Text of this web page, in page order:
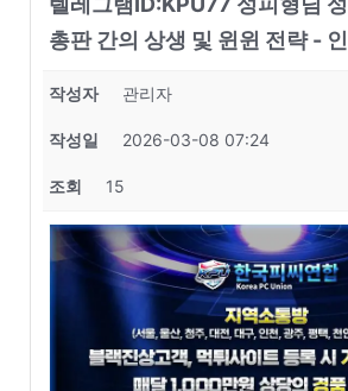
총판 간의 상생 및 윈윈 전략 -
작성자 관리자
작성일 2026-03-08 07:24
조회 15